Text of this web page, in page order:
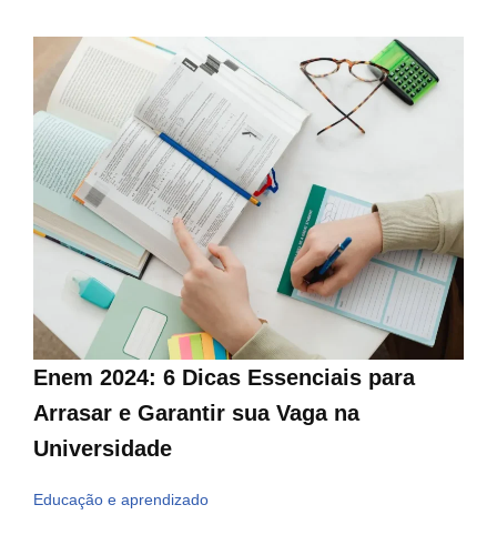
Enem 2024: 6 Dicas Essenciais para
Arrasar e Garantir sua Vaga na
Universidade
Educação e aprendizado